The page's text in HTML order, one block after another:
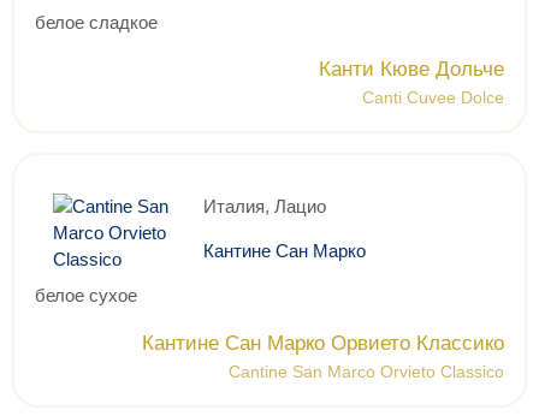
белое сладкое
Канти Кюве Дольче
Canti Cuvee Dolce
Италия, Лацио
Кантине Сан Марко
белое сухое
Кантине Сан Марко Орвието Классико
Cantine San Marco Orvieto Classico